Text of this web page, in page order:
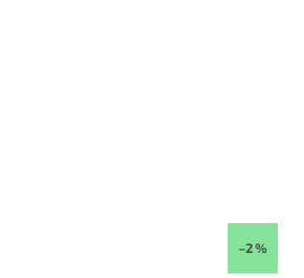
–2 %